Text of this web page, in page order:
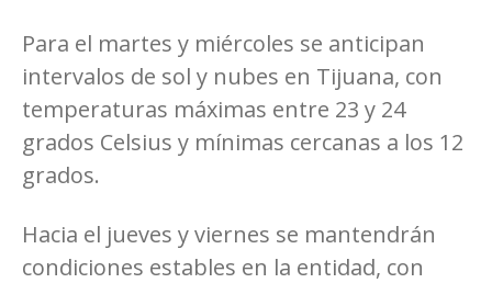
Para el martes y miércoles se anticipan
intervalos de sol y nubes en Tijuana, con
temperaturas máximas entre 23 y 24
grados Celsius y mínimas cercanas a los 12
grados.
Hacia el jueves y viernes se mantendrán
condiciones estables en la entidad, con